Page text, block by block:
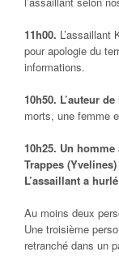
11h00.
pour apologie du
informations.
10h50. L’auteur
morts, une femme
10h25. Un
Trappes
L’assaillant a
Au moins deux
Une troisième
retranché dans un